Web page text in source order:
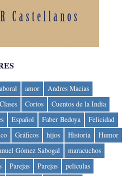
amor
Andres Macias
Clases Cortos
Cuentos de la India
Español Faber Bedoya
Felicidad
Gráficos hijos Historia
Humor
Gómez Sabogal
maracuchos
Parejas Parejas
peliculas